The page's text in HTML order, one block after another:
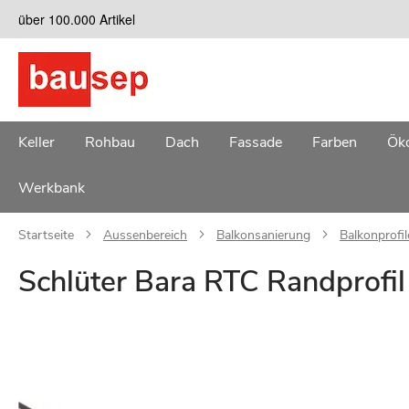
Zum
Inhalt
springen
über 100.000 Artikel
Keller Rohbau Dach Fassade Farben
Werkbank
Startseite Aussenbereich Balkonsanierung
Schlüter Bara RTC